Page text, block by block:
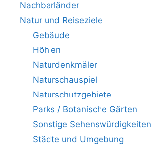
Nachbarländer
Natur und Reiseziele
Gebäude
Höhlen
Naturdenkmäler
Naturschauspiel
Naturschutzgebiete
Parks / Botanische Gärten
Sonstige Sehenswürdigkeiten
Städte und Umgebung